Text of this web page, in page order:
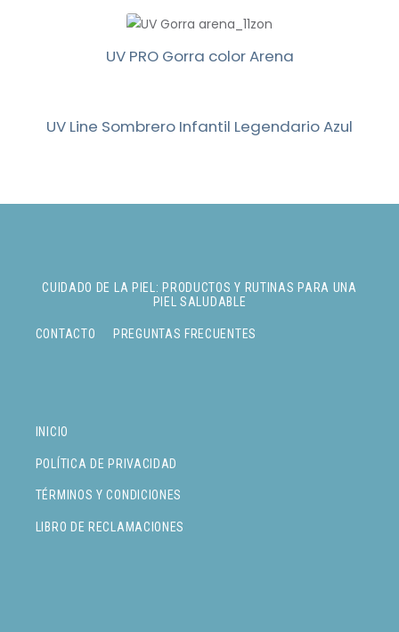
UV PRO Gorra color Arena
UV Line Sombrero Infantil Legendario Azul
INICIO
POLÍTICA DE PRIVACIDAD
TÉRMINOS Y CONDICIONES
LIBRO DE RECLAMACIONES
CUIDADO DE LA PIEL: PRODUCTOS Y RUTINAS PARA UNA
PIEL SALUDABLE
CONTACTO PREGUNTAS FRECUENTES